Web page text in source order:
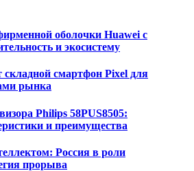
оболочки Huawei с
и экосистему
складной смартфон Pixel для
рынка
Philips 58PUS8505:
и преимущества
Россия в роли
прорыва